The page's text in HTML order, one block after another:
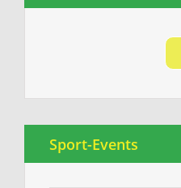
Sport-Events